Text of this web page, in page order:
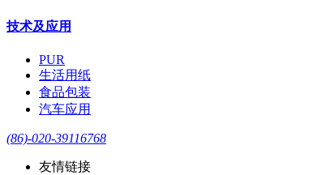
技术及应用
PUR
生活用纸
食品包装
汽车应用
(86)-020-39116768
友情链接